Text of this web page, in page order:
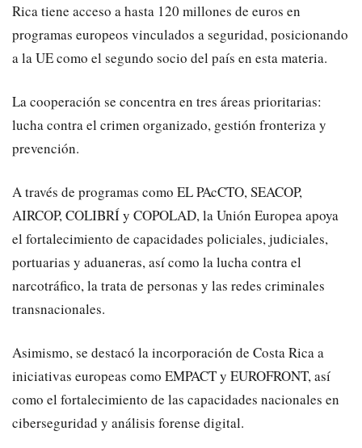
Rica tiene acceso a hasta 120 millones de euros en
programas europeos vinculados a seguridad, posicionando
a la UE como el segundo socio del país en esta materia.
La cooperación se concentra en tres áreas prioritarias:
lucha contra el crimen organizado, gestión fronteriza y
prevención.
A través de programas como EL PAcCTO, SEACOP,
AIRCOP, COLIBRÍ y COPOLAD, la Unión Europea apoya
el fortalecimiento de capacidades policiales, judiciales,
portuarias y aduaneras, así como la lucha contra el
narcotráfico, la trata de personas y las redes criminales
transnacionales.
Asimismo, se destacó la incorporación de Costa Rica a
iniciativas europeas como EMPACT y EUROFRONT, así
como el fortalecimiento de las capacidades nacionales en
ciberseguridad y análisis forense digital.